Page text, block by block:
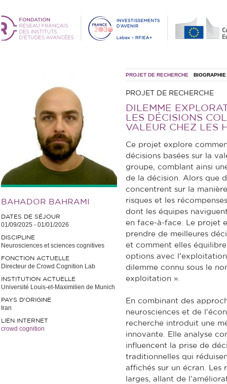
BAHADOR BAHRAMI
DATES DE SÉJOUR
01/09/2025 - 01/01/2026
DISCIPLINE
Neurosciences et sciences cognitives
FONCTION ACTUELLE
Directeur de Crowd Cognition Lab
INSTITUTION ACTUELLE
Université Louis-et-Maximilien de Munich
PAYS D'ORIGINE
Iran
LIEN INTERNET
crowd cognition
PROJET DE RECHERCHE BIOGRAPHIE
PROJET DE RECHERCHE
DILEMME
LES DÉCISIONS
VALEUR CHEZ LES
Ce projet explore
décisions basées sur la
groupe, comblant ainsi
de la décision. Alors que
concentrent sur la
risques et les
dont les équipes
en face-à-face. Le projet
prendre de meilleures
et comment elles
options avec
dilemme connu sous le
exploitation ».
En combinant des
neurosciences et de
recherche introduit une
innovante. Elle analyse
influencent la prise de
traditionnelles qui
affichés sur un écran. Les
larges, allant de